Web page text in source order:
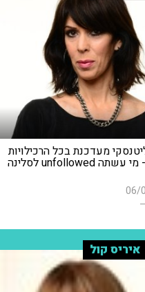
מעדכנת בכל הרכילויות
החמות - מי עשתה unfollowed לסלינה
06/
איריס קול